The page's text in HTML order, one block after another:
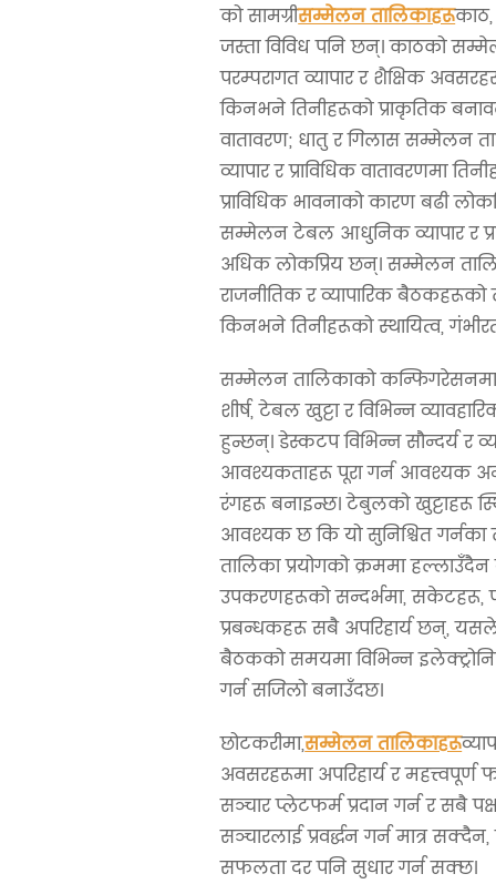
को सामग्रीसम्मेलन तालिकाहरू
जस्ता विविध पनि छन्। काठको
परम्परागत व्यापार र शैक्षिक
किनभने तिनीहरूको प्राकृतिक
वातावरण; धातु र गिलास सम्मेलन
व्यापार र प्राविधिक वातावरणमा
प्राविधिक भावनाको कारण बढी
सम्मेलन टेबल आधुनिक व्यापार र
अधिक लोकप्रिय छन्। सम्मेलन
राजनीतिक र व्यापारिक बैठकहरूको
किनभने तिनीहरूको स्थायित्व,
सम्मेलन तालिकाको
शीर्ष, टेबल खुट्टा र विभिन्न
हुन्छन्। डेस्कटप विभिन्न सौन्दर्य र
आवश्यकताहरू पूरा गर्न आवश्यक
रंगहरू बनाइन्छ। टेबुलको खुट्टाहरू
आवश्यक छ कि यो सुनिश्चित
तालिका प्रयोगको क्रममा
उपकरणहरूको सन्दर्भमा, सकेटहरू,
प्रबन्धकहरू सबै अपरिहार्य छन्,
बैठकको समयमा विभिन्न
गर्न सजिलो बनाउँदछ।
छोटकरीमा,सम्मेलन तालिकाहरू
अवसरहरूमा अपरिहार्य र
सञ्चार प्लेटफर्म प्रदान गर्न र सबै
सञ्चारलाई प्रवर्द्धन गर्न मात्र सक्दैन,
सफलता दर पनि सुधार गर्न सक्छ।